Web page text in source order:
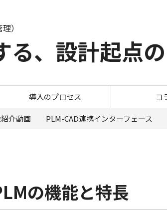
、設計起点
）
mcframe PLMで実現する、
導入のプロセス コ
介動画 PLM-CAD連携インターフェース
の機能と特長